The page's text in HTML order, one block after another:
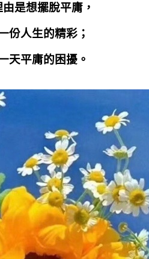
是想擺脫平庸，
份人生的精彩；
天平庸的困擾。